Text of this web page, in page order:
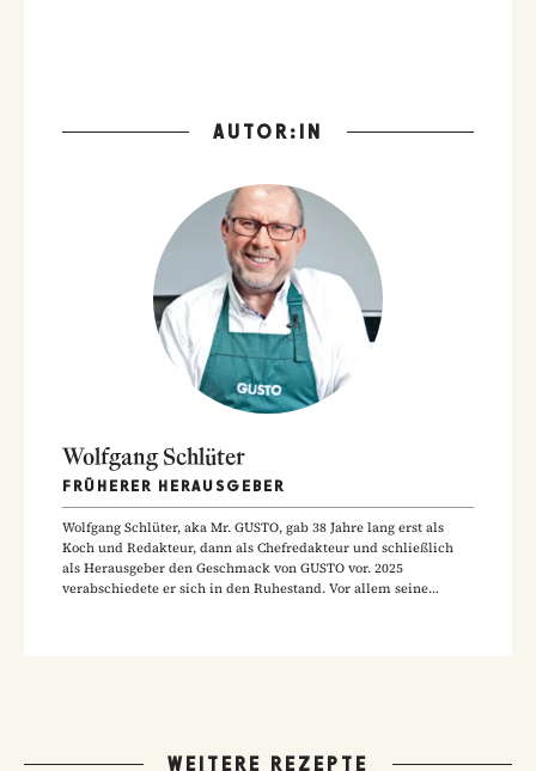
AUTOR:IN
Wolfgang Schlüter
FRÜHERER HERAUSGEBER
Wolfgang Schlüter, aka Mr. GUSTO, gab 38 Jahre lang erst als
Koch und Redakteur, dann als Chefredakteur und schließlich
als Herausgeber den Geschmack von GUSTO vor. 2025
verabschiedete er sich in den Ruhestand. Vor allem seine
WEITERE REZEPTE